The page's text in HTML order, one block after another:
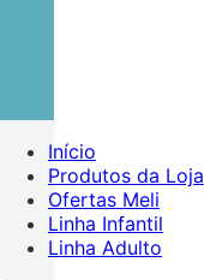
Início
Produtos da Loja
Ofertas Meli
Linha Infantil
Linha Adulto